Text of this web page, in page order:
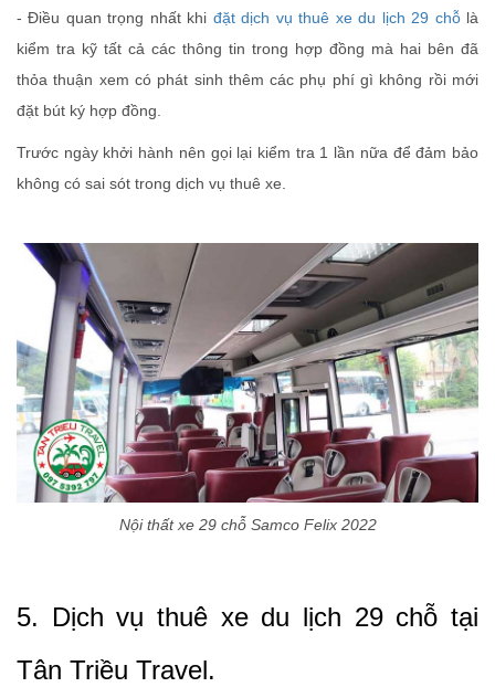
- Điều quan trọng nhất khi đặt dịch vụ thuê xe du lịch 29 chỗlà
kiểm tra kỹ tất cả các thông tin trong hợp đồng mà hai bên đã
thỏa thuận xem có phát sinh thêm các phụ phí gì không rồi mới
đặt bút ký hợp đồng.
Trước ngày khởi hành nên gọi lại kiểm tra 1 lần nữa để đảm bảo
không có sai sót trong dịch vụ thuê xe.
Nội thất xe 29 chỗ Samco Felix 2022
5. Dịch vụ thuê xe du lịch 29 chỗ tại
Tân Triều Travel.